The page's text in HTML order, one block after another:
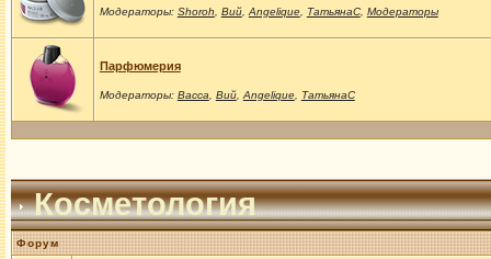
Модераторы: Shoroh Вий, Angelique, ТатьянаС, Модераторы
Парфюмерия
Модераторы: Васса Вий, Angelique, ТатьянаС
Косметология
Форум